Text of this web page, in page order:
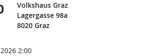
Volkshaus Graz
Lagergasse 98a
8020 Graz
2:00